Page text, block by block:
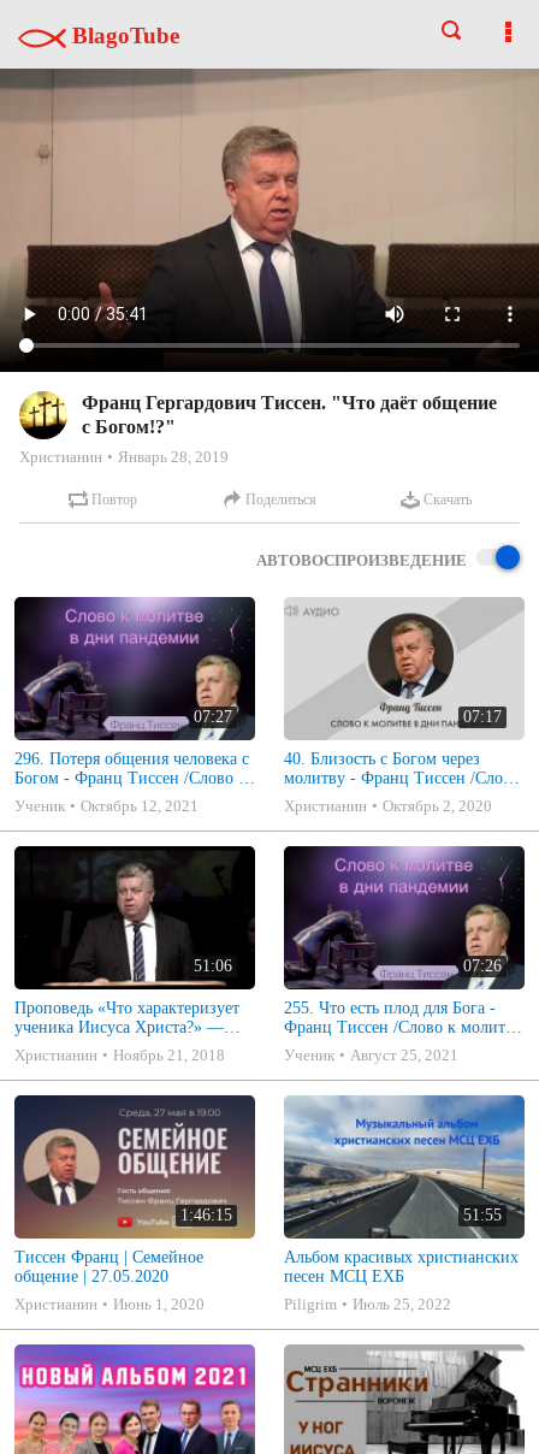
BlagoTube
Франц Гергардович Тиссен. "Что даёт общение
с Богом!?"
Христианин Январь 28, 2019
Повтор Поделиться Скачать
АВТОВОСПРОИЗВЕДЕНИЕ
07:27
296. Потеря общения человека с
Богом - Франц Тиссен /Слово к
молитве в дни пандемии
Ученик Октябрь 12, 2021
07:17
40. Близость с Богом через
молитву - Франц Тиссен /Слово
к молитве в дни пандемии
Христианин Октябрь 2, 2020
51:06
Проповедь «Что характеризует
ученика Иисуса Христа?» —
Франц Г. Тиссен.
Христианин Ноябрь 21, 2018
07:26
255. Что есть плод для Бога -
Франц Тиссен /Слово к молитве
в дни пандемии
Ученик Август 25, 2021
1:46:15
Тиссен Франц | Семейное
общение | 27.05.2020
Христианин
Июнь 1, 2020
51:55
Альбом красивых христианских
песен МСЦ ЕХБ
Piligrim
Июль 25, 2022